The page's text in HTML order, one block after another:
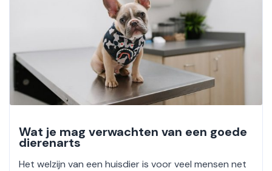
Wat je mag verwachten van een goede
dierenarts
Het welzijn van een huisdier is voor veel mensen net